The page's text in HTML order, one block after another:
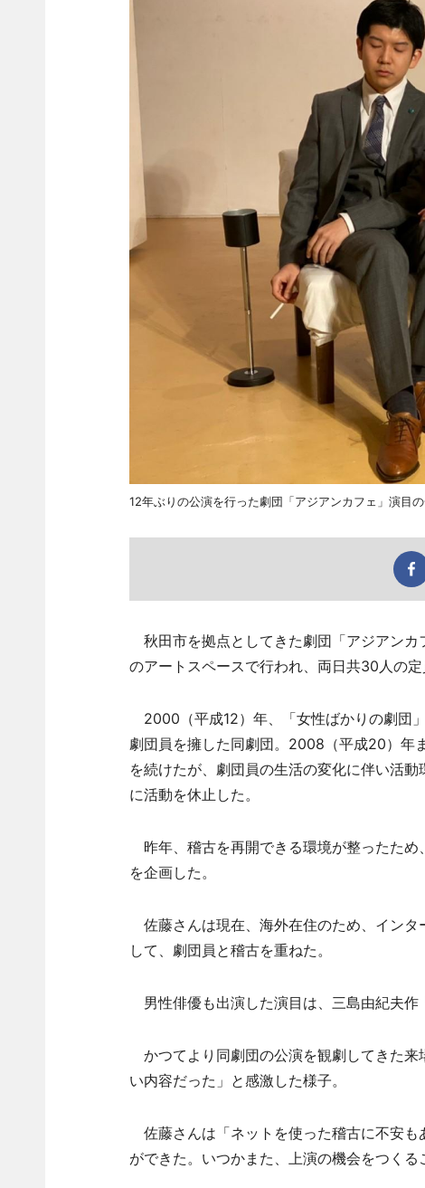
12年ぶりの公演を行った劇団「アジアンカフェ」演目
秋田市を拠点としてきた劇団「アジアン
のアートスペースで行われ、両日共30人の定
2000（平成12）年、「女性ばかりの劇団
劇団員を擁した同劇団。2008（平成20）年
を続けたが、劇団員の生活の変化に伴い活
に活動を休止した。
昨年、稽古を再開できる環境が整ったため
を企画した。
佐藤さんは現在、海外在住のため、インタ
して、劇団員と稽古を重ねた。
男性俳優も出演した演目は、三島由紀夫作
かつてより同劇団の公演を観劇してきた来
い内容だった」と感激した様子。
佐藤さんは「ネットを使った稽古に不安も
ができた。いつかまた、上演の機会をつくる